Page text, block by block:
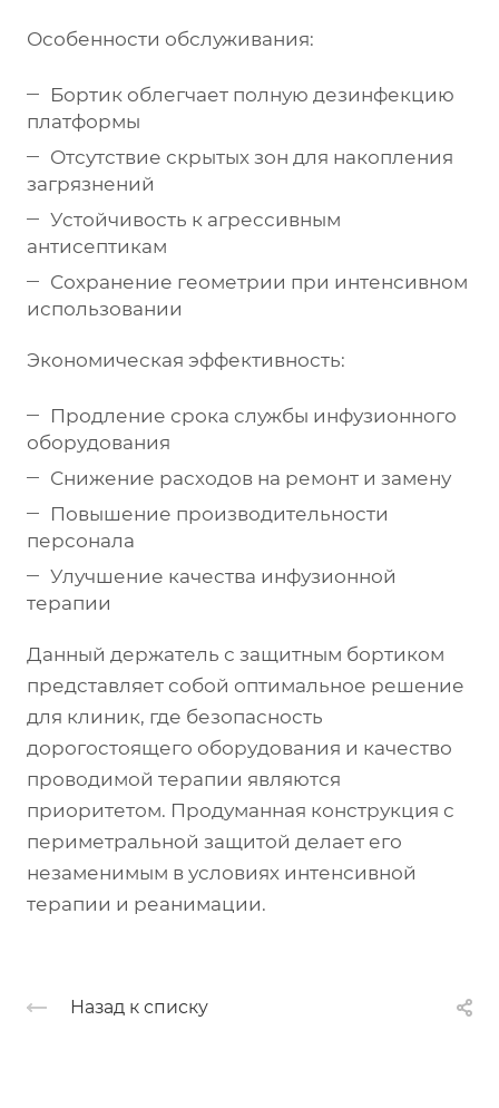
Особенности обслуживания:
Бортик облегчает полную дезинфекцию
платформы
Отсутствие скрытых зон для накопления
загрязнений
Устойчивость к агрессивным
антисептикам
Сохранение геометрии при интенсивном
использовании
Экономическая эффективность:
Продление срока службы инфузионного
оборудования
Снижение расходов на ремонт и замену
Повышение производительности
персонала
Улучшение качества инфузионной
терапии
Данный держатель с защитным бортиком
представляет собой оптимальное решение
для клиник, где безопасность
дорогостоящего оборудования и качество
проводимой терапии являются
приоритетом. Продуманная конструкция с
периметральной защитой делает его
незаменимым в условиях интенсивной
терапии и реанимации.
Назад к списку